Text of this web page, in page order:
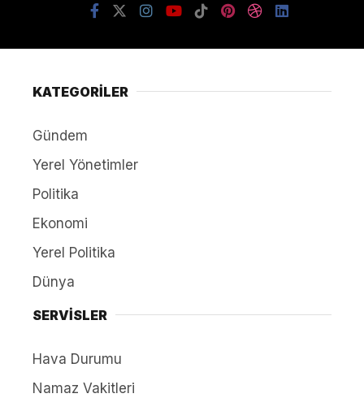
KATEGORİLER
Gündem
Yerel Yönetimler
Politika
Ekonomi
Yerel Politika
Dünya
SERVİSLER
Hava Durumu
Namaz Vakitleri